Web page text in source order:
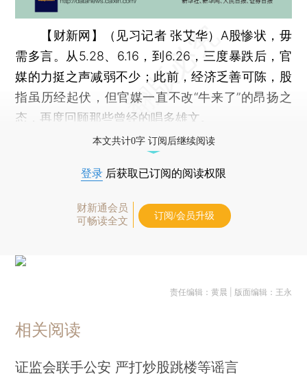
【财新网】（见习记者 张艾华） A股惨状，毋
需多言。从5.28、6.16，到6.26，三度暴跌后，官
媒的力挺之声减弱不少；此前，经济乏善可陈，股
指虽历经起伏，但官媒一直不改“牛来了”的昂扬之
态，再度回顾那些曾经的唱多雄文。
本文共计0字 订阅后继续阅读
登录 后获取已订阅的阅读权限
财新通会员
可畅读全文
订阅/会员升级
责任编辑：黄晨 | 版面编辑：王永
相关阅读
证监会联手公安 严打炒股跳楼等谣言